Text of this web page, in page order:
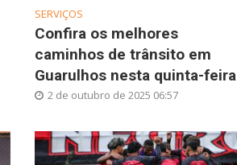
SERVIÇOS
Confira os melhores
caminhos de trânsito em
Guarulhos nesta quinta-feira
2 de outubro de 2025 06:57